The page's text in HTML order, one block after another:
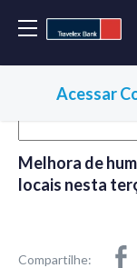
Acessar
Melhora de
locais nesta
Compartilhe: